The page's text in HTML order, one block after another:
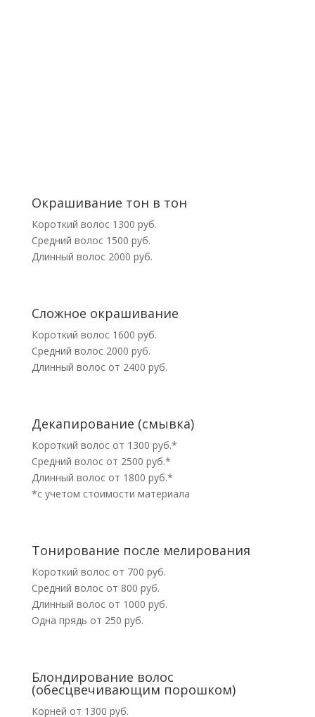
Окрашивание тон в тон
Короткий волос 1300 руб.
Средний волос 1500 руб.
Длинный волос 2000 руб.
Сложное окрашивание
Короткий волос 1600 руб.
Средний волос 2000 руб.
Длинный волос от 2400 руб.
Декапирование (смывка)
Короткий волос от 1300 руб.*
Средний волос от 2500 руб.*
Длинный волос от 1800 руб.*
*с учетом стоимости материала
Тонирование после мелирования
Короткий волос от 700 руб.
Средний волос от 800 руб.
Длинный волос от 1000 руб.
Одна прядь от 250 руб.
Блондирование волос
(обесцвечивающим порошком)
Корней от 1300 руб.